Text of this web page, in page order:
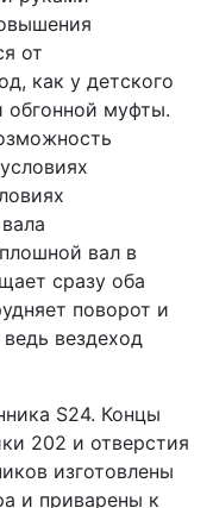
от
как у детского
обгонной муфты.
вал в
сразу оба
поворот и
вездеход
S24. Концы
202 и отверстия
изготовлены
и приварены к